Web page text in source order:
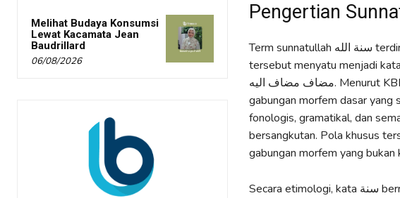
Melihat Budaya Konsumsi
Lewat Kacamata Jean
Baudrillard
06/08/2026
Pengertian
Term sunnatullah سنة الله terdiri dari dua kata dasar yakni kata سنة dan الله. Kedua kata
tersebut menyatu menjadi
مضاف مضاف اليه. Menurut KBBI V daring, kata majemuk atau kompositum adalah
gabungan morfem dasar yang
fonologis, gramatikal, dan
bersangkutan. Pola khusus
gabungan morfem yang bukan
Secara etimologi, kata سنة bermakna ketentuan, sehingga frase سنة الله dapat diartikan